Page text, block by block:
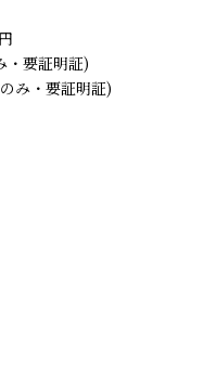
・要証明証)
み・要証明証)